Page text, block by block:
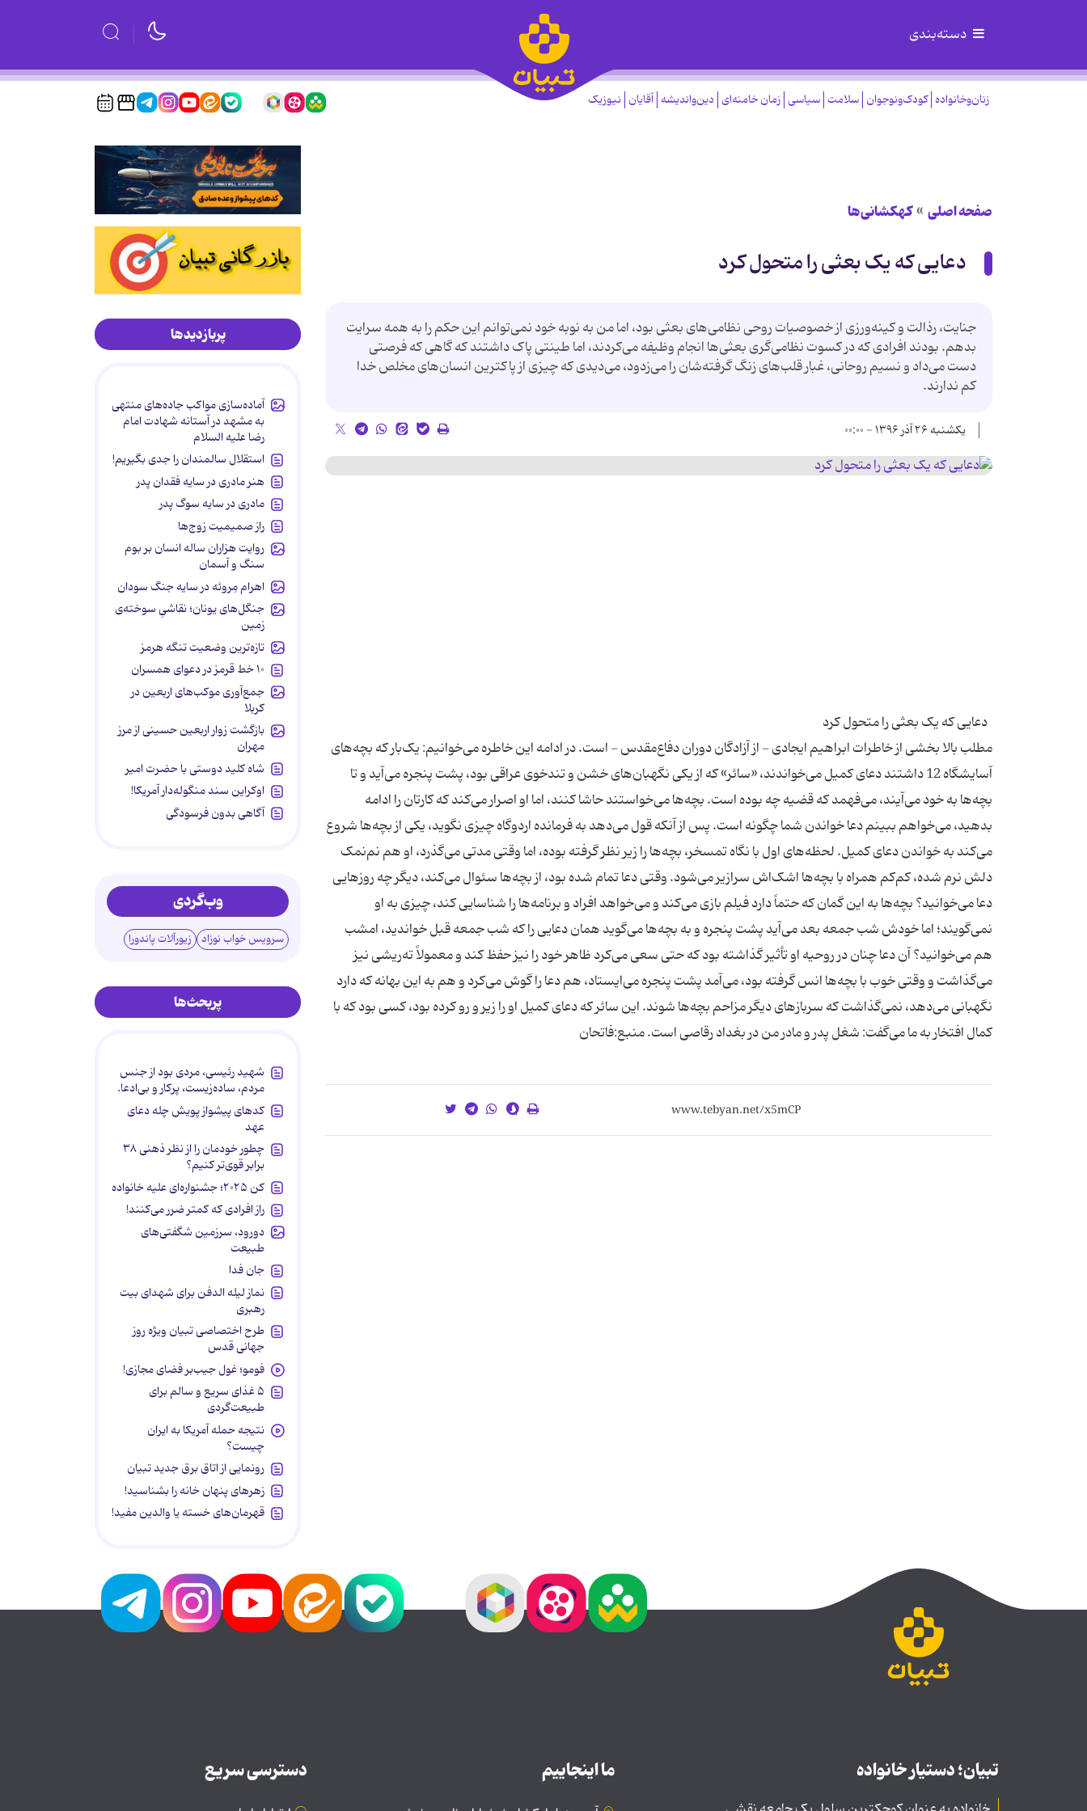
دسته‌بندی
زنان‌وخانواده کودک‌ونوجوان سلامت سیاسی زمان خامنه‌ای دین‌واندیشه آقایان نیوزیک
صفحه اصلی کهکشانی‌ها
دعایی که یک بعثی را متحول کرد
جنایت، رذالت و کینه‌ورزی از خصوصیات روحی نظامی‌های بعثی بود، اما من به نوبه خود نمی‌توانم این حکم را به همه سرایت
بدهم. بودند افرادی که در کسوت نظامی‌گری بعثی‌ها انجام وظیفه می‌کردند، اما طینتی پاک داشتند که گاهی که فرصتی
دست می‌داد و نسیم روحانی، غبار قلب‌های زنگ گرفته‌شان را می‌زدود، می‌دیدی که چیزی از پاکترین انسان‌های مخلص خدا
کم ندارند.
یکشنبه ۲۶ آذر ۱۳۹۶ - ۰۰:۰۰
مطلب بالا بخشی از خاطرات ابراهیم ایجادی - از آزادگان دوران دفاع‌مقدس - است. در ادامه این خاطره می‌خوانیم: یک‌بار که بچه‌های
آسایشگاه 12 داشتند دعای کمیل می‌خواندند، «سائر» که از یکی نگهبان‌های خشن و تندخوی عراقی بود، پشت پنجره می‌آید و تا
بچه‌ها به خود می‌آیند، می‌فهمد که قضیه چه بوده است. بچه‌ها می‌خواستند حاشا کنند، اما او اصرار می‌کند که کارتان را ادامه
بدهید، می‌خواهم ببینم دعا خواندن شما چگونه است. پس از آنکه قول می‌دهد به فرمانده اردوگاه چیزی نگوید، یکی از بچه‌ها شروع
می‌کند به خواندن دعای کمیل. لحظه‌های اول با نگاه تمسخر، بچه‌ها را زیر نظر گرفته بوده، اما وقتی مدتی می‌گذرد، او هم نم‌نمک
دلش نرم شده، کم‌کم همراه با بچه‌ها اشک‌اش سرازیر می‌شود. وقتی دعا تمام شده بود، از بچه‌ها سئوال می‌کند، دیگر چه روزهایی
دعا می‌خوانید؟ بچه‌ها به این گمان که حتماً دارد فیلم بازی می‌کند و می‌خواهد افراد و برنامه‌ها را شناسایی کند، چیزی به او
نمی‌گویند؛ اما خودش شب جمعه بعد می‌آید پشت پنجره و به بچه‌ها می‌گوید همان دعایی را که شب جمعه قبل خواندید، امشب
هم می‌خوانید؟ آن دعا چنان در روحیه او تأثیر گذاشته بود که حتی سعی می‌کرد ظاهر خود را نیز حفظ کند و معمولاً ته‌ریشی نیز
می‌گذاشت و وقتی خوب با بچه‌ها انس گرفته بود، می‌آمد پشت پنجره می‌ایستاد، هم دعا را گوش می‌کرد و هم به این بهانه که دارد
نگهبانی می‌دهد، نمی‌گذاشت که سربازهای دیگر مزاحم بچه‌ها شوند. این سائر که دعای کمیل او را زیر و رو کرده بود، کسی بود که با
کمال افتخار به ما می‌گفت: شغل پدر و مادر من در بغداد رقاصی است. منبع:فاتحان
پربازدیدها
آماده‌سازی مواکب جاده‌های منتهی
به مشهد در آستانه شهادت امام
رضا علیه السلام
استقلال سالمندان را جدی بگیریم!
هنر مادری در سایه‌ فقدان پدر
مادری در سایه سوگ پدر
راز صمیمیت زوج‌ها
روایت هزاران ساله انسان بر بوم
سنگ و آسمان
اهرام مِروئه در سایه جنگ سودان
جنگل‌های یونان؛ نقاشیِ سوخته‌ی
زمین
تازه‌ترین وضعیت تنگه هرمز
۱۰ خط قرمز در دعوای همسران
جمع‌آوری موکب‌های اربعین در
کربلا
بازگشت زوار اربعین حسینی از مرز
مهران
شاه کلید دوستی با حضرت امیر
اوکراین سند منگوله‌دار آمریکا!
آگاهی بدون فرسودگی
وب‌گردی
سرویس خواب نوزاد زیورآلات پاندورا
پربحث‌ها
شهید رئیسی، مردی بود از جنس
مردم، ساده‌زیست، پرکار و بی‌ادعا.
کدهای پیشواز پویش چله دعای
عهد
چطور خودمان را از نظر ذهنی ۳۸
برابر قوی‌تر کنیم؟
کن ۲۰۲۵؛ جشنواره‌ای علیه خانواده
راز افرادی که کمتر ضرر می‌کنند!
دورود، سرزمین شگفتی‌های
طبیعت
جان فدا
نماز لیله الدفن برای شهدای بیت
رهبری
طرح اختصاصی تبیان ویژه روز
جهانی قدس
فومو؛ غول جیب‌بر فضای مجازی!
۵ غذای سریع و سالم برای
طبیعت‌گردی
نتیجه حمله آمریکا به ایران
چیست؟
رونمایی از اتاق برق جدید تبیان
زهرهای پنهان خانه را بشناسید!
قهرمان‌های خسته یا والدین مفید!
تبیان؛ دستیار خانواده ما اینجاییم دسترسی سریع